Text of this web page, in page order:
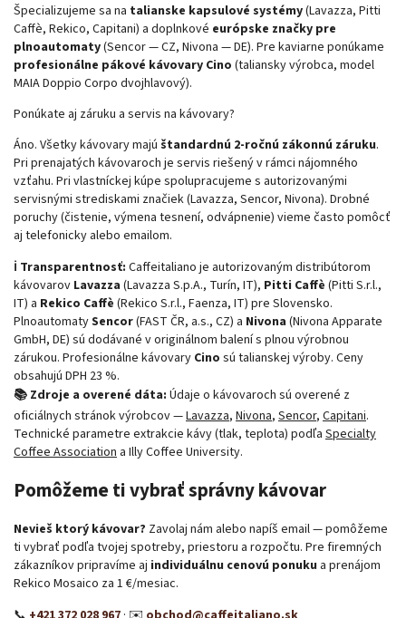
Špecializujeme sa na talianske kapsulové systémy(Lavazza, Pitti
Caffè, Rekico, Capitani) a doplnkové európske značky pre
plnoautomaty(Sencor — CZ, Nivona — DE). Pre kaviarne ponúkame
profesionálne pákové kávovary Cino (taliansky výrobca, model
MAIA Doppio Corpo dvojhlavový).
Ponúkate aj záruku a servis na kávovary?
Áno. Všetky kávovary majú štandardnú 2-ročnú zákonnú záruku.
Pri prenajatých kávovaroch je servis riešený v rámci nájomného
vzťahu. Pri vlastníckej kúpe spolupracujeme s autorizovanými
servisnými strediskami značiek (Lavazza, Sencor, Nivona). Drobné
poruchy (čistenie, výmena tesnení, odvápnenie) vieme často pomôcť
aj telefonicky alebo emailom.
ℹ️ Transparentnosť: Caffeitaliano je autorizovaným distribútorom
kávovarov Lavazza (Lavazza S.p.A., Turín, IT), Pitti Caffè (Pitti S.r.l.,
IT) a Rekico Caffè (Rekico S.r.l., Faenza, IT) pre Slovensko.
PlnoautomatySencor(FAST ČR, a.s., CZ) a Nivona (Nivona Apparate
GmbH, DE) sú dodávané v originálnom balení s plnou výrobnou
zárukou. Profesionálne kávovary Cino sú talianskej výroby. Ceny
obsahujú DPH 23 %.
📚 Zdroje a overené dáta: Údaje o kávovaroch sú overené z
oficiálnych stránok výrobcov —Lavazza, Nivona, Sencor, Capitani.
Technické parametre extrakcie kávy (tlak, teplota) podľa Specialty
Coffee Association a Illy Coffee University.
Pomôžeme ti vybrať správny kávovar
Nevieš ktorý kávovar? Zavolaj nám alebo napíš email — pomôžeme
ti vybrať podľa tvojej spotreby, priestoru a rozpočtu. Pre firemných
zákazníkov pripravíme aj individuálnu cenovú ponuku a prenájom
Rekico Mosaico za 1 €/mesiac.